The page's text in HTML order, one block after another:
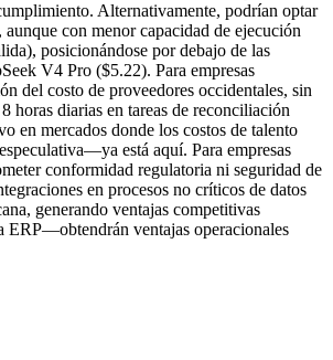
Alternativamente, podrían optar
con menor capacidad de ejecución
posicionándose por debajo de las
V4 Pro ($5.22). Para empresas
del costo de proveedores occidentales, sin
horas diarias en tareas de reconciliación
en mercados donde los costos de talento
está aquí. Para empresas
conformidad regulatoria ni seguridad de
en procesos no críticos de datos
generando ventajas competitivas
ERP—obtendrán ventajas operacionales